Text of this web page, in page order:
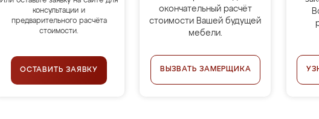
консультации и
предварительного расчёта
стоимости.
ОСТАВИТЬ ЗАЯВКУ
окончательный расчёт
стоимости Вашей будущей
мебели.
ВЫЗВАТЬ ЗАМЕРЩИКА